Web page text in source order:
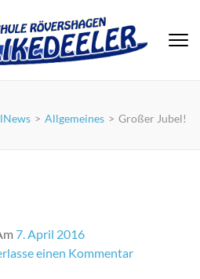
> Allgemeines > Großer Jubel!
7. April 2016
einen Kommentarzu